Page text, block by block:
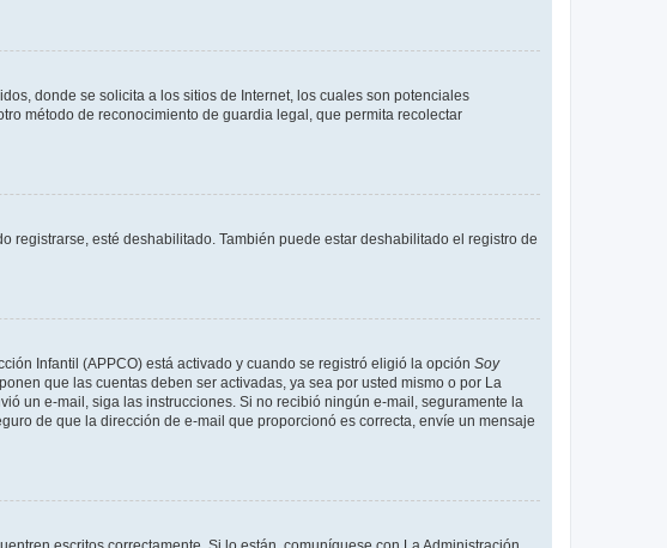
donde se solicita a los sitios de Internet, los cuales son potenciales
método de reconocimiento de guardia legal, que permita recolectar
registrarse, esté deshabilitado. También puede estar deshabilitado el registro de
Infantil (APPCO) está activado y cuando se registró eligió la opción Soy
que las cuentas deben ser activadas, ya sea por usted mismo o por La
un e-mail, siga las instrucciones. Si no recibió ningún e-mail, seguramente la
de que la dirección de e-mail que proporcionó es correcta, envíe un mensaje